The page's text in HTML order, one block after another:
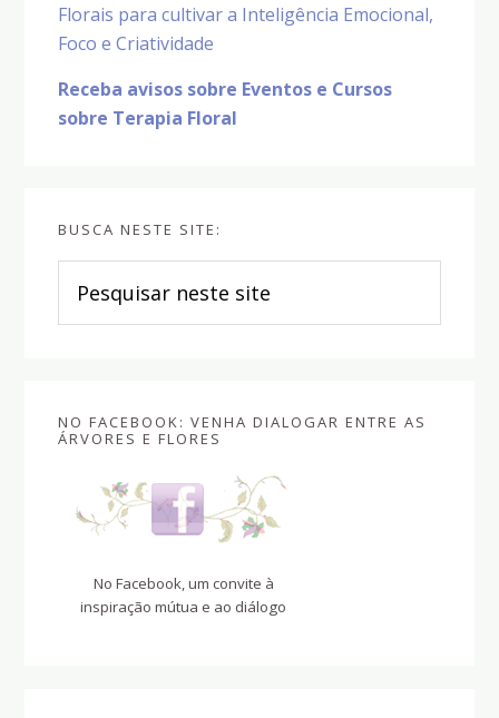
Florais para cultivar a Inteligência Emocional,
Foco e Criatividade
Receba avisos sobre Eventos e Cursos
sobre Terapia Floral
BUSCA NESTE SITE:
neste
site
NO FACEBOOK: VENHA DIALOGAR ENTRE AS
ÁRVORES E FLORES
No Facebook, um convite à
inspiração mútua e ao diálogo